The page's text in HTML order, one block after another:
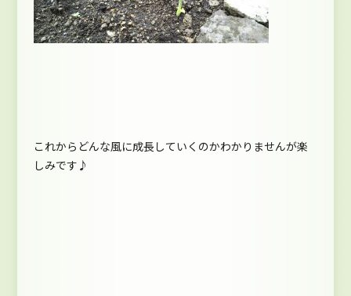
これからどんな風に成長していくのかわかりませんが楽
しみです♪